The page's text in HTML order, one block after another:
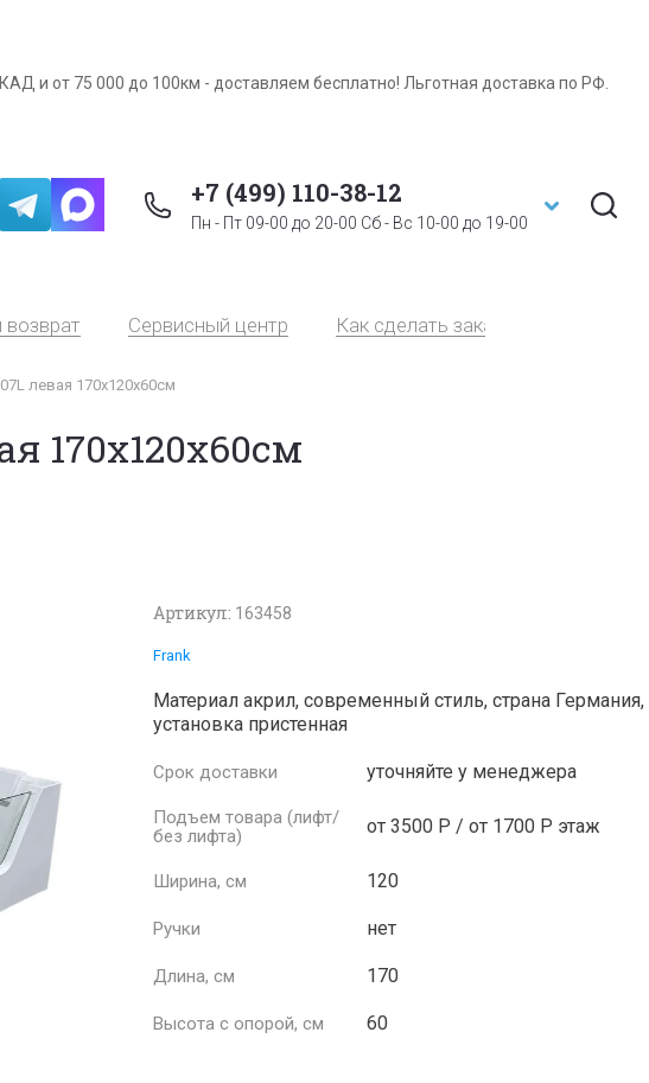
и от 75 000 до 100км - доставляем бесплатно! Льготная доставка по РФ.
+7 (499) 110-38-12
Пн - Пт 09-00 до 20-00 Сб - Вс 10-00 до 19-00
возврат Сервисный центр Как сделать заказ
левая 170х120х60см
170х120х60см
Артикул: 163458
Frank
Материал акрил, современный стиль, страна Германия,
установка пристенная
Срок доставки уточняйте у менеджера
Подъем товара (лифт/
без лифта)
от 3500 Р / от 1700 Р этаж
Ширина, см 120
Ручки нет
Длина, см 170
Высота с опорой, см 60